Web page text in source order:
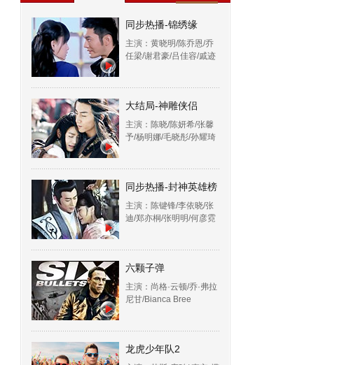
同步热播-锦绣缘
主演：黄晓明/陈乔恩/乔
任梁/谢君豪/吕佳容/戚迹
大结局-神雕侠侣
主演：陈晓/陈妍希/张馨
予/杨明娜/毛晓彤/孙耀琦
同步热播-封神英雄榜
主演：陈键锋/李依晓/张
迪/郑亦桐/张明明/何彦霓
六颗子弹
主演：尚格·云顿/乔·弗拉
尼甘/Bianca Bree
龙虎少年队2